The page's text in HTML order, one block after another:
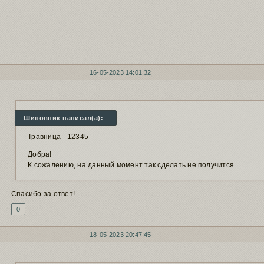
16-05-2023 14:01:32
Шиповник написал(а):
Травница - 12345
Добра!
К сожалению, на данный момент так сделать не получится.
Спасибо за ответ!
0
18-05-2023 20:47:45